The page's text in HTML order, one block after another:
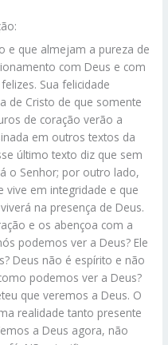
e que almejam a pureza de
com Deus e com
Sua felicidade
de Cristo de que somente
de coração verão a
em outros textos da
último texto diz que sem
o Senhor; por outro lado,
vive em integridade e que
na presença de Deus.
e os abençoa com a
podemos ver a Deus? Ele
Deus não é espírito e não
podemos ver a Deus?
que veremos a Deus. O
realidade tanto presente
a Deus agora, não